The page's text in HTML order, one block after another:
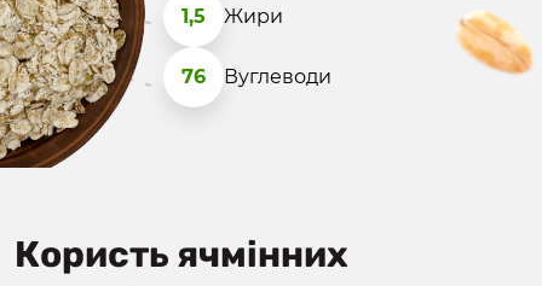
1,5 Жири
76 Вуглеводи
Користь ячмінних